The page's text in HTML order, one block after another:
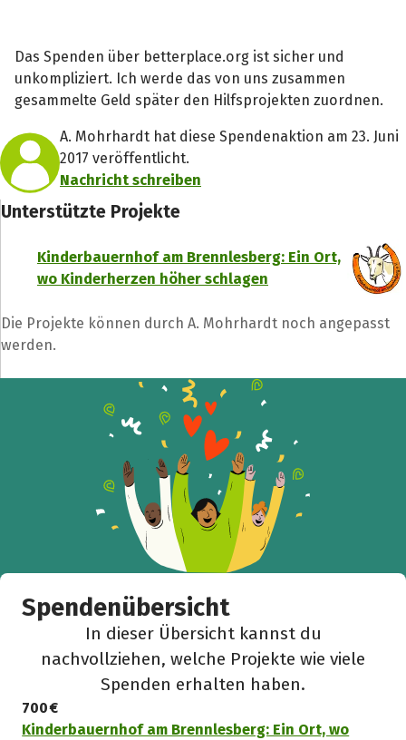
Das Spenden über betterplace.org ist sicher und
unkompliziert. Ich werde das von uns zusammen
gesammelte Geld später den Hilfsprojekten zuordnen.
A. Mohrhardt hat diese Spendenaktion am 23. Juni
2017 veröffentlicht.
Nachricht schreiben
Unterstützte Projekte
Kinderbauernhof am Brennlesberg: Ein Ort,
wo Kinderherzen höher schlagen
Die Projekte können durch A. Mohrhardt noch angepasst
werden.
Spendenübersicht
In dieser Übersicht kannst du
nachvollziehen, welche Projekte wie viele
Spenden erhalten haben.
700 €
Kinderbauernhof am Brennlesberg: Ein Ort, wo